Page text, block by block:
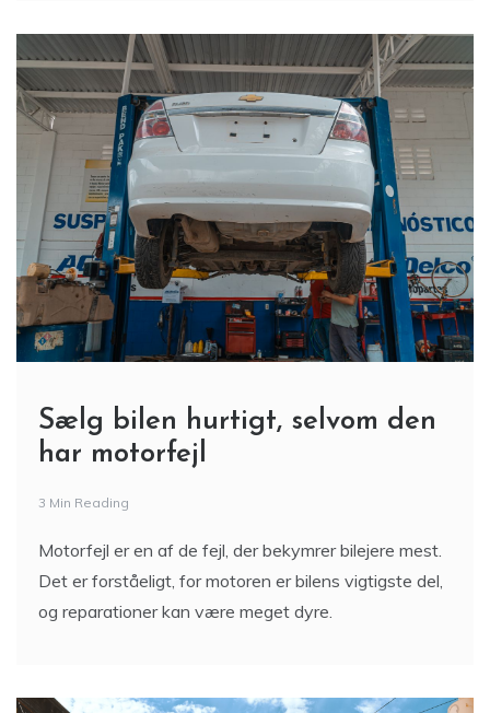
Sælg bilen hurtigt, selvom den
har motorfejl
3 Min Reading
Motorfejl er en af de fejl, der bekymrer bilejere mest.
Det er forståeligt, for motoren er bilens vigtigste del,
og reparationer kan være meget dyre.